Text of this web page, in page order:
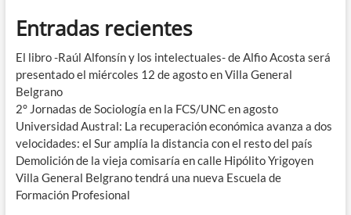
Entradas recientes
El libro -Raúl Alfonsín y los intelectuales- de Alfio Acosta será
presentado el miércoles 12 de agosto en Villa General
Belgrano
2° Jornadas de Sociología en la FCS/UNC en agosto
Universidad Austral: La recuperación económica avanza a dos
velocidades: el Sur amplía la distancia con el resto del país
Demolición de la vieja comisaría en calle Hipólito Yrigoyen
Villa General Belgrano tendrá una nueva Escuela de
Formación Profesional